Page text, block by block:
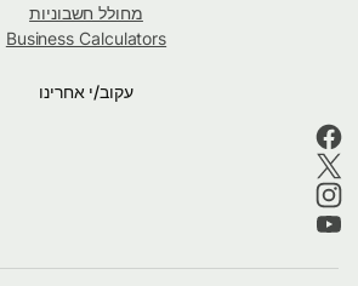
מחולל חשבוניות
Business Calculators
עקוב/י אחרינו